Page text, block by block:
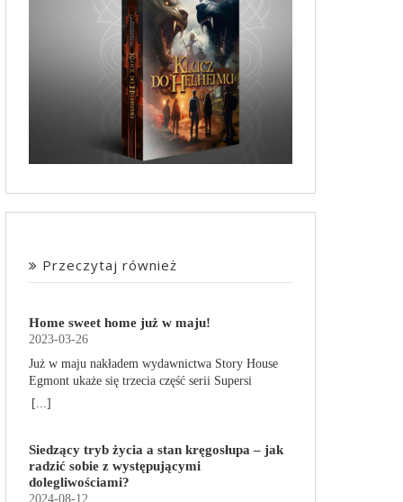
Przeczytaj również
Home sweet home już w maju!
2023-03-26
Już w maju nakładem wydawnictwa Story House
Egmont ukaże się trzecia część serii Supersi
scenarzysty Frederic Maupome. Ten tom nosi tytuł
obdarzone supermocami i wspomagane przez
robota o imieniu Al. Są rozdarte między chęcią
prowadzenia normalnego życia wśród ludzi a
[...]
Siedzący tryb życia a stan kręgosłupa – jak
radzić sobie z występującymi
dolegliwościami?
2024-08-12